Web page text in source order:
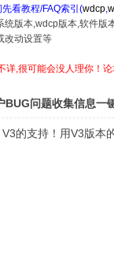
先看教程/FAQ索引(wdcp,
统版本,wdcp版本,软件版
改动设置等
详,很可能会没人理你！
BUG问题收集信息一
的支持！用V3版本